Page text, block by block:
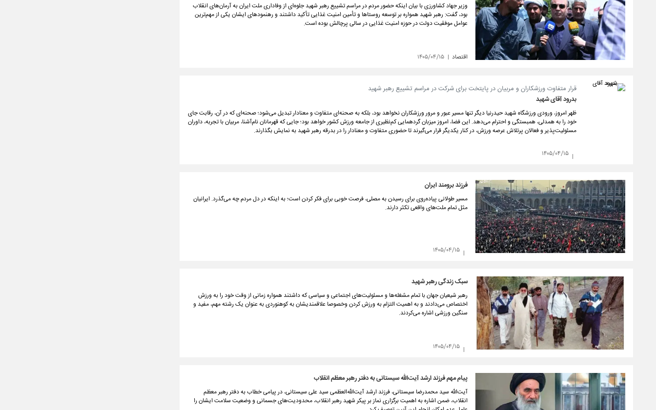
وزیر جهاد کشاورزی با بیان اینکه حضور مردم در مراسم تشییع رهبر شهید جلوه‌ای از وفاداری ملت ایران به آرمان‌های انقلاب
بود، گفت: رهبر شهید همواره بر توسعه روستاها و تأمین امنیت غذایی تأکید داشتند و رهنمودهای ایشان یکی از مهم‌ترین
عوامل موفقیت دولت در حوزه امنیت غذایی در سالی پرچالش بوده است.
اقتصاد ۱۴۰۵/۰۴/۱۵
قرار متفاوت ورزشکاران و مربیان در پایتخت برای شرکت در مراسم تشییع رهبر شهید
بدرود آقای شهید
ظهر امروز، ورودی ورزشگاه شهید حیدرنیا دیگر تنها مسیر عبور و مرور ورزشکاران نخواهد بود، بلکه به صحنه‌ای متفاوت و معنادار تبدیل می‌شود؛ صحنه‌ای که در آن، رقابت جای
خود را به همدلی، همبستگی و احترام می‌دهد. این فضا، امروز میزبان گردهمایی کم‌نظیری از جامعه ورزش کشور خواهد بود؛ جایی که قهرمانان نام‌آشنا، مربیان با تجربه، داوران
مسئولیت‌پذیر و فعالان پرتلاش عرصه ورزش، در کنار یکدیگر قرار می‌گیرند تا حضوری متفاوت و معنادار را در بدرقه رهبر شهید به نمایش بگذارند.
۱۴۰۵/۰۴/۱۵
فرزند برومند ایران
مسیر طولانی پیاده‌روی برای رسیدن به مصلی، فرصت خوبی برای فکر کردن است؛ به اینکه در دل مردم چه می‌گذرد. ایرانیان
مثل تمام ملت‌های واقعی تکثر دارند.
۱۴۰۵/۰۴/۱۵
سبک زندگی رهبر شهید
رهبر شیعیان جهان با تمام مشغله‌ها و مسئولیت‌های اجتماعی و سیاسی که داشتند همواره زمانی از وقت خود را به ورزش
اختصاص می‌دادند و به اهمیت التزام به ورزش کردن وخصوصا علاقمندیشان به کوهنوردی به عنوان یک رشته مهم، مفید و
سنگین ورزشی اشاره می‌کردند.
۱۴۰۵/۰۴/۱۵
پیام مهم فرزند ارشد آیت‌الله سیستانی به دفتر رهبر معظم انقلاب
آیت‌الله سید محمدرضا سیستانی، فرزند ارشد آیت‌الله‌العظمی سید علی سیستانی، در پیامی خطاب به دفتر رهبر معظم
انقلاب، ضمن اشاره به اهمیت برگزاری نماز بر پیکر شهید رهبر انقلاب، محدودیت‌های جسمانی و وضعیت سلامت ایشان را